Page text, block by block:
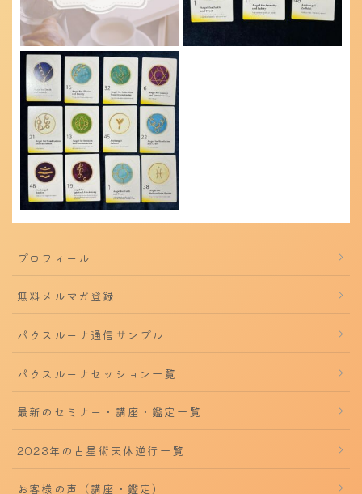
プロフィール
無料メルマガ登録
パクスルーナ通信サンプル
パクスルーナセッション一覧
最新のセミナー・講座・鑑定一覧
2023年の占星術天体逆行一覧
お客様の声（講座・鑑定）